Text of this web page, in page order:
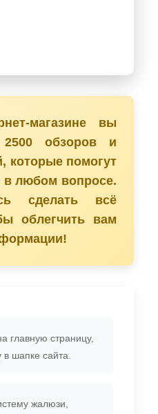
магазине вы
2500 обзоров и
которые помогут
в любом вопросе.
сделать всё
облегчить вам
главную страницу,
в шапке сайта.
жалюзи,